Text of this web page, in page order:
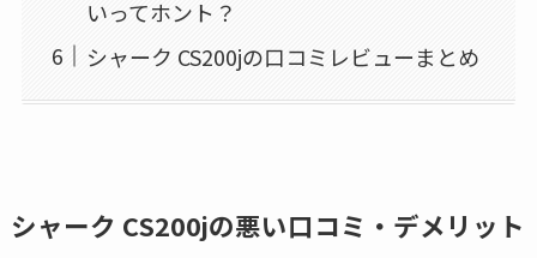
いってホント？
シャーク CS200jの口コミレビューまとめ
シャーク CS200jの悪い口コミ・デメリット